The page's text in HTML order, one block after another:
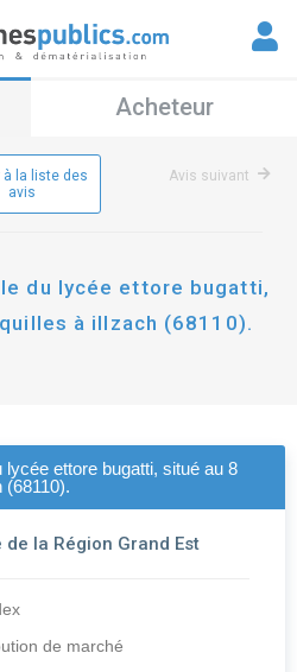
Acheteur
à la liste des
avis
Avis suivant
du lycée ettore bugatti,
à illzach (68110).
ettore bugatti, situé au 8
(68110).
la Région Grand Est
de marché